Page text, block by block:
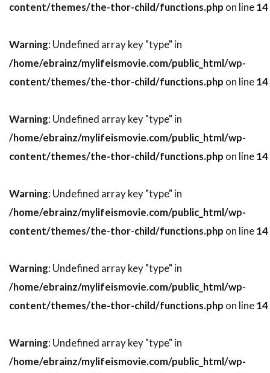
スティーヴン・M・カッツ
スティーヴン・キング
スティーヴン・ザイリアン
スティーヴン・シフ
スティーヴン・スピルバーグ
スティーヴン・ダンハム
スティーヴン・トボロウスキー
スティーヴン・バウアー
スティーヴン・バーコフ
スティーヴン・マークス
スティーヴン・ミリオン
スティーヴン・モファット
スティーヴン・ラング
スティーヴン・ルート
content/themes/the-thor-child/functions.php on line14
Warning : Undefined array key "type" in
/home/ebrainz/mylifeismovie.com/public_html/wp-
content/themes/the-thor-child/functions.php on line14
Warning : Undefined array key "type" in
/home/ebrainz/mylifeismovie.com/public_html/wp-
content/themes/the-thor-child/functions.php on line14
Warning : Undefined array key "type" in
/home/ebrainz/mylifeismovie.com/public_html/wp-
content/themes/the-thor-child/functions.php on line14
Warning : Undefined array key "type" in
/home/ebrainz/mylifeismovie.com/public_html/wp-
content/themes/the-thor-child/functions.php on line14
Warning : Undefined array key "type" in
/home/ebrainz/mylifeismovie.com/public_html/wp-